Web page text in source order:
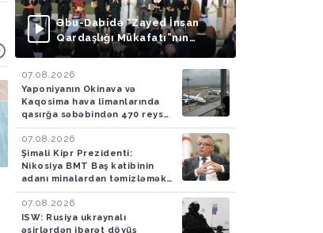
Hava 05.08.2026
Bakıya yağış yağacaq
Hadisə 05.08.2026
Azərbaycan
İrandan Britaniyaya
aparan maşında 4,5
Əbu-Dabidə “Zayed İnsan
Qardaşlığı Mükafatı”nın
təqdimolunma mərasimi
07.08.2026
Yaponiyanın Okinava və
Kaqosima hava limanlarında
qasırğa səbəbindən 470 reys
ləğv edilib
07.08.2026
Şimali Kipr Prezidenti:
Nikosiya BMT Baş katibinin
adanı minalardan təmizləmək
təklifini rədd edib
07.08.2026
ISW: Rusiya ukraynalı
əsirlərdən ibarət döyüş